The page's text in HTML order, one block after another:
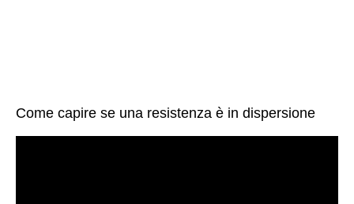
Come capire se una resistenza è in dispersione